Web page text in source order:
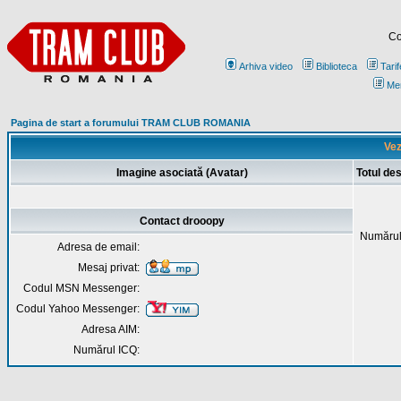
Arhiva video Biblioteca
Pagina de start a forumului TRAM CLUB ROMANIA
Imagine asociată (Avatar) Totul
Contact drooopy
Adresa de email:
Mesaj privat:
Codul MSN Messenger:
Codul Yahoo Messenger:
Adresa AIM:
Numărul ICQ: